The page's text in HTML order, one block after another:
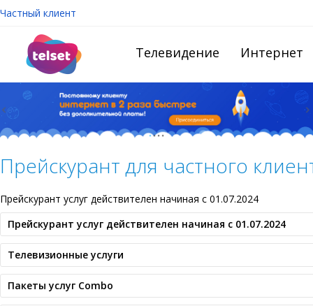
Частный клиент
Телевидение Интернет
Прейскурант для частного
Прейскурант услуг действителен начиная с 01.07.2024
Прейскурант услуг действителен начиная с 01.07.2024
Телевизионные услуги
Пакеты услуг Combo